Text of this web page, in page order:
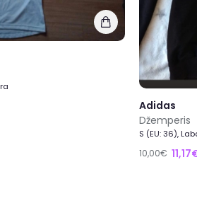
Adidas
Džemperis
S (EU: 36),
10,00€